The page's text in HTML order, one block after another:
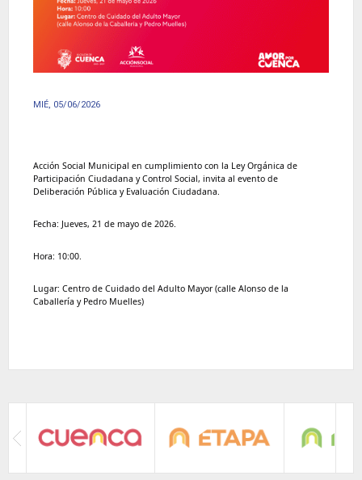
MIÉ, 05/06/2026
Acción Social Municipal en cumplimiento con la Ley Orgánica de
Participación Ciudadana y Control Social, invita al evento de
Deliberación Pública y Evaluación Ciudadana.
Fecha: Jueves, 21 de mayo de 2026.
Hora: 10:00.
Lugar: Centro de Cuidado del Adulto Mayor (calle Alonso de la
Caballería y Pedro Muelles)